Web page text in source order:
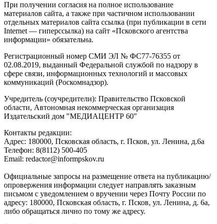
При получении согласия на полное использование
материалов сайта, а также при частичном использовании
отдельных материалов сайта ссылка (при публикации в сети
Internet — гиперссылка) на сайт «Псковского агентства
информации» обязательна.
Регистрационный номер СМИ ЭЛ № ФС77-76355 от
02.08.2019, выданный Федеральной службой по надзору в
сфере связи, информационных технологий и массовых
коммуникаций (Роскомнадзор).
Учредитель (соучредители): Правительство Псковской
области, Автономная некоммерческая организация
Издательский дом "МЕДИАЦЕНТР 60"
Контакты редакции:
Адреc: 180000, Псковская область, г. Псков, ул. Ленина, д.6а
Телефон: 8(8112) 500-405
Email: redactor@informpskov.ru
Официальные запросы на размещение ответа на публикацию/
опровержения информации следует направлять заказным
письмом с уведомлением о вручении через Почту России по
адресу: 180000, Псковская область, г. Псков, ул. Ленина, д. 6а,
либо обращаться лично по тому же адресу.